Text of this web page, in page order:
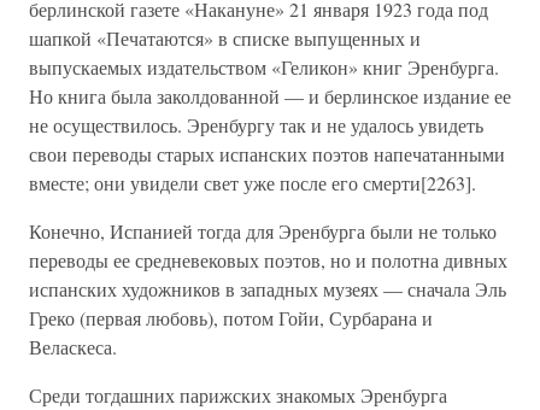
берлинской газете «Накануне» 21 января 1923 года под
шапкой «Печатаются» в списке выпущенных и
выпускаемых издательством «Геликон» книг Эренбурга.
Но книга была заколдованной — и берлинское издание ее
не осуществилось. Эренбургу так и не удалось увидеть
свои переводы старых испанских поэтов напечатанными
вместе; они увидели свет уже после его смерти[2263].
Конечно, Испанией тогда для Эренбурга были не только
переводы ее средневековых поэтов, но и полотна дивных
испанских художников в западных музеях — сначала Эль
Греко (первая любовь), потом Гойи, Сурбарана и
Веласкеса.
Среди тогдашних парижских знакомых Эренбурга